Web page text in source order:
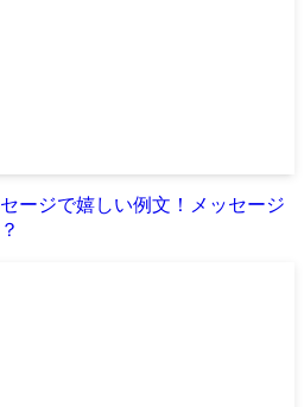
ージで嬉しい例文！メッセージ